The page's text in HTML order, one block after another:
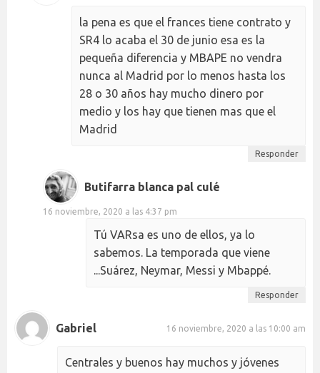
la pena es que el frances tiene contrato y
SR4 lo acaba el 30 de junio esa es la
pequeña diferencia y MBAPE no vendra
nunca al Madrid por lo menos hasta los
28 o 30 años hay mucho dinero por
medio y los hay que tienen mas que el
Madrid
Responder
Butifarra blanca pal culé
16 noviembre, 2020 a las 4:37 pm
Tú VARsa es uno de ellos, ya lo
sabemos. La temporada que viene
...Suárez, Neymar, Messi y Mbappé.
Responder
Gabriel 16 noviembre, 2020 a las 10:00 am
Centrales y buenos hay muchos y jóvenes